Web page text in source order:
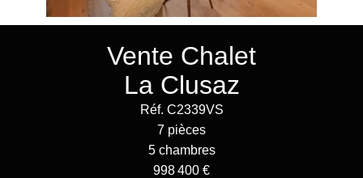
Vente Chalet
La Clusaz
Réf. C2339VS
7 pièces
5 chambres
998 400 €